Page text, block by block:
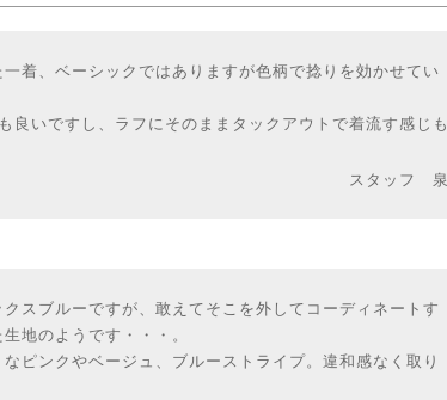
着、ベーシックではありますが色柄で捻りを効かせてい
いですし、ラフにそのままタックアウトで着流す感じも
スタッフ 泉
スブルーですが、敢えてそこを外してコーディネートす
地のようです・・・。
ピンクやベージュ、ブルーストライプ。違和感なく取り